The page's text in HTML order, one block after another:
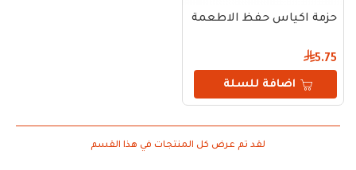
حزمة اكياس حفظ الاطعمة ريما مقاس 6 – 200 كيس
5.75
اضافة للسلة
لقد تم عرض كل المنتجات في هذا القسم